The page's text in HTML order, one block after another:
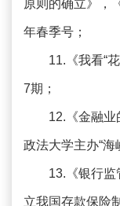
原则的确立》，
年春季号；
11.《我看“
7期；
12.《金融业
政法大学主办“海
13.《银行
立我国存款保险